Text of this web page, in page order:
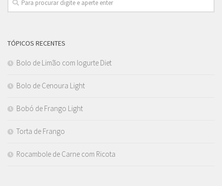
TÓPICOS RECENTES
Bolo de Limão com Iogurte Diet
Bolo de Cenoura Light
Bobó de Frango Light
Torta de Frango
Rocambole de Carne com Ricota